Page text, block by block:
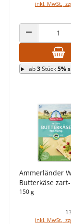
inkl. MwSt.,
ANZAHL
ab3Stück5%
Ammerländer
Butterkäse
150 g
inkl. MwSt.,